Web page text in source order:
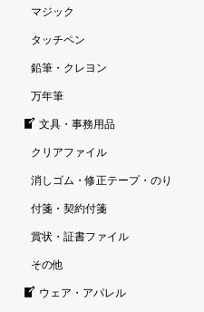
マジック
タッチペン
鉛筆・クレヨン
万年筆
文具・事務用品
クリアファイル
消しゴム・修正テープ・のり
付箋・契約付箋
賞状・証書ファイル
その他
ウェア・アパレル